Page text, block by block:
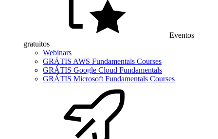
Eventos
gratuitos
Webinars
GRÁTIS AWS Fundamentals Courses
GRÁTIS Google Cloud Fundamentals
GRÁTIS Microsoft Fundamentals Courses